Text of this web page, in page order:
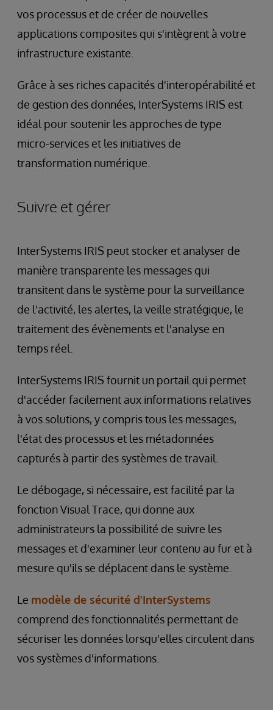
vos processus et de créer de nouvelles
applications composites qui s'intègrent à votre
infrastructure existante.
Grâce à ses riches capacités d'interopérabilité et
de gestion des données, InterSystems IRIS est
idéal pour soutenir les approches de type
micro-services et les initiatives de
transformation numérique.
Suivre et gérer
InterSystems IRIS peut stocker et analyser de
manière transparente les messages qui
transitent dans le système pour la surveillance
de l'activité, les alertes, la veille stratégique, le
traitement des évènements et l'analyse en
temps réel.
InterSystems IRIS fournit un portail qui permet
d'accéder facilement aux informations relatives
à vos solutions, y compris tous les messages,
l'état des processus et les métadonnées
capturés à partir des systèmes de travail.
Le débogage, si nécessaire, est facilité par la
fonction Visual Trace, qui donne aux
administrateurs la possibilité de suivre les
messages et d'examiner leur contenu au fur et à
mesure qu'ils se déplacent dans le système.
Le modèle de sécurité d'InterSystems
comprend des fonctionnalités permettant de
sécuriser les données lorsqu'elles circulent dans
vos systèmes d'informations.